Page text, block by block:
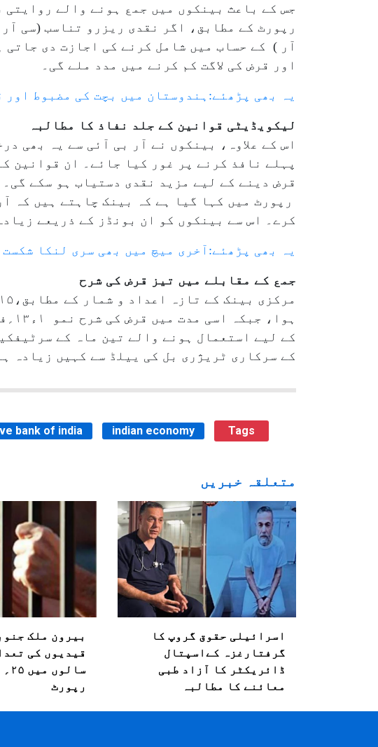
جس کے باعث بینکوں میں جمع ہونے والے روایتی
رپورٹ کے مطابق، اگر نقدی ریزرو تناسب (سی
آر ) کے حساب میں شامل کرنے کی اجازت دی
اور قرض کی لاگت کم کرنے میں مدد ملے گی۔
یہ بھی پڑھئے:ہندوستان میں بچت کی مضبوط
لیکویڈیٹی قوانین کے جلد نفاذ کا مطالبہ
اس کے علاوہ، بینکوں نے آر بی آئی سے یہ بھی
پہلے نافذ کرنے پر غور کیا جائے۔ ان قوانین
قرض دینے کے لیے مزید نقدی دستیاب ہو سکے
رپورٹ میں کہا گیا ہے کہ بینک چاہتے ہیں کہ
کرے۔ اس سے بینکوں کو ان بونڈز کے ذریعے
یہ بھی پڑھئے:آخری میچ میں بھی سری لنکا
جمع کے مقابلے میں تیز قرض کی شرح
کے سرکاری ٹریژری بل کی ییلڈ سے کہیں زیادہ
bank of india indian economy Tags
متعلقہ خبریں
اسرائیلی حقوق گروپ کا
گرفتارغزہ کےاسپتال
ڈائریکٹر کا آزاد طبی
معائنے کا مطالبہ
بیرون ملک
قیدیوں کی
رپورٹ